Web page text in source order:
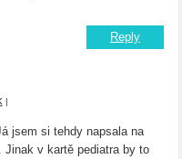
Reply
|
jsem si tehdy napsala na
Jinak v kartě pediatra by to